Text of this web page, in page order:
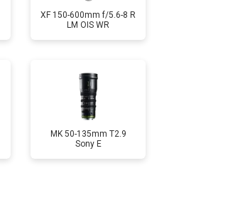
XF 150-600mm f/5.6-8 R
LM OIS WR
MK 50-135mm T2.9
Sony E